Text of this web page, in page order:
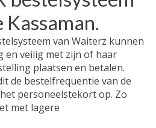
Kassaman.
van Waiterz kunnen
en veilig met zijn of haar
plaatsen en betalen.
de bestelfrequentie van de
personeelstekort op. Zo
met lagere